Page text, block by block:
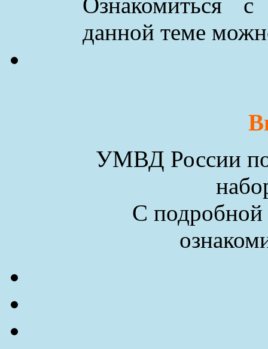
данной теме
УМВД России по
С